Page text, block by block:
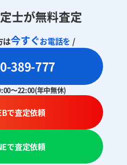
士が無料査定
は今すぐお電話を /
389-777
～22:00(年中無休)
で査定依頼
で査定依頼